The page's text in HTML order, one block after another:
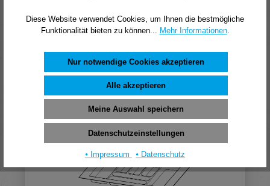
15,21 €*
In den Warenkorb
Diese Website verwendet Cookies, um Ihnen die bestmögliche
Funktionalität bieten zu können...
Mehr Informationen.
Nur notwendige Cookies akzeptieren
Alle akzeptieren
Meine Auswahl speichern
Datenschutzeinstellungen
⦁ Impressum ⦁ Datenschutz